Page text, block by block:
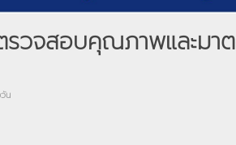
วจสอบคุณภาพและม
น